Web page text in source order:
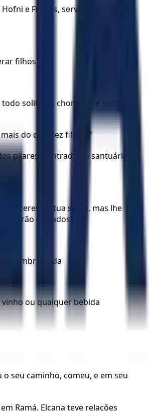
e Finéias, serviam como
filhos.
solitária, chorando e sem
do que dez filhos?”
pilares à entrada do santuário do
da tua serva, mas lhe
serão cortados!”
embriagada
vinho ou qualquer bebida
o seu caminho, comeu, e em seu
Ramá. Elcana teve relações